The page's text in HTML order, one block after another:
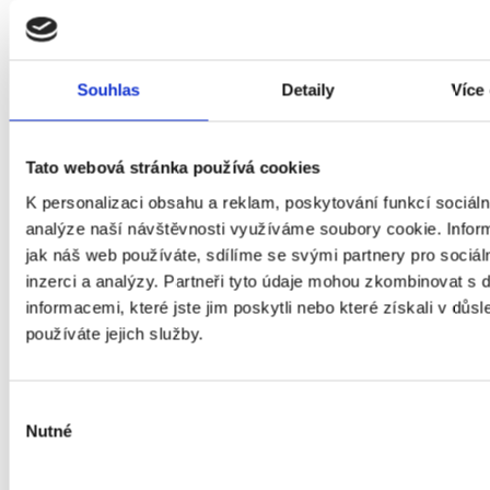
Souhlas Detaily Více
Tato webová stránka používá cookies
K personalizaci obsahu a reklam, poskytování funkcí
analýze naší návštěvnosti využíváme soubory cookie.
jak náš web používáte, sdílíme se svými partnery pro
inzerci a analýzy. Partneři tyto údaje mohou zkombinovat s
informacemi, které jste jim poskytli nebo které získali v
používáte jejich služby.
souhlasu
Nutné
zóny máte informace o
není
nemovitosti s fotkami
(v systémuBES)
řeší majitel
2h
Postaráme se o opravy a
údržbu vaší nemovitosti,
úklid i zahradní práce
řeší majitel
(za
na trhu a pomocí dat ze